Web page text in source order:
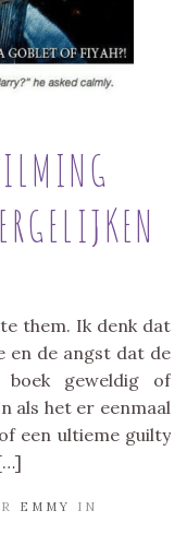
them. Ik denk dat
en de angst dat de
geweldig of
als het er eenmaal
een ultieme guilty
EMMY
IN